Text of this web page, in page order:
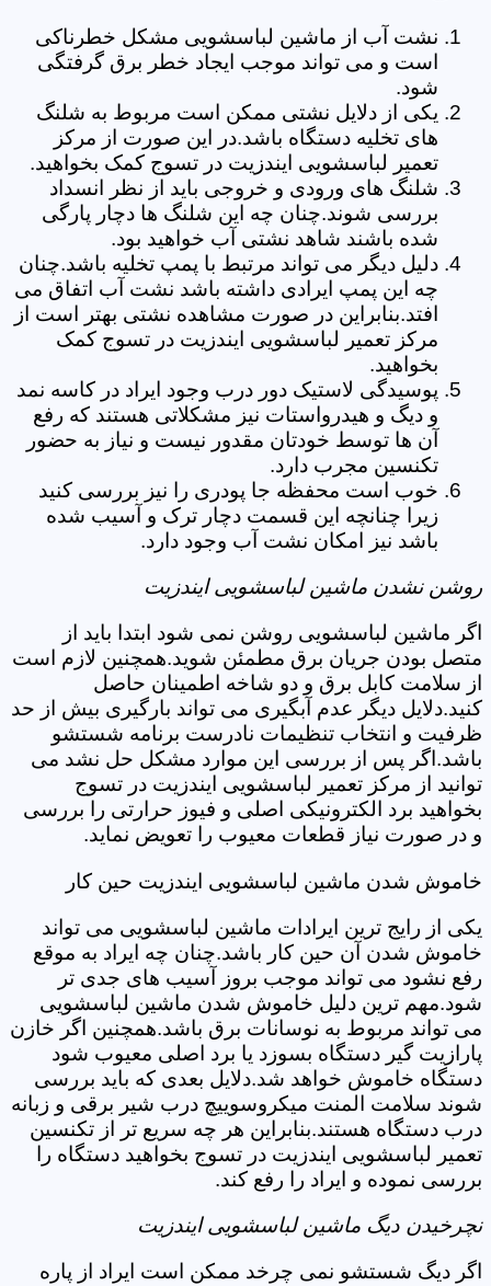
نشت آب از ماشین لباسشویی مشکل خطرناکی
است و می تواند موجب ایجاد خطر برق گرفتگی
شود.
یکی از دلایل نشتی ممکن است مربوط به شلنگ
های تخلیه دستگاه باشد.در این صورت از مرکز
تعمیر لباسشویی ایندزیت در تسوج کمک بخواهید.
شلنگ های ورودی و خروجی باید از نظر انسداد
بررسی شوند.چنان چه این شلنگ ها دچار پارگی
شده باشند شاهد نشتی آب خواهید بود.
دلیل دیگر می تواند مرتبط با پمپ تخلیه باشد.چنان
چه این پمپ ایرادی داشته باشد نشت آب اتفاق می
افتد.بنابراین در صورت مشاهده نشتی بهتر است از
مرکز تعمیر لباسشویی ایندزیت در تسوج کمک
بخواهید.
پوسیدگی لاستیک دور درب وجود ایراد در کاسه نمد
و دیگ و هیدرواستات نیز مشکلاتی هستند که رفع
آن ها توسط خودتان مقدور نیست و نیاز به حضور
تکنسین مجرب دارد.
خوب است محفظه جا پودری را نیز بررسی کنید
زیرا چنانچه این قسمت دچار ترک و آسیب شده
باشد نیز امکان نشت آب وجود دارد.
روشن نشدن ماشین لباسشویی ایندزیت
اگر ماشین لباسشویی روشن نمی شود ابتدا باید از
متصل بودن جریان برق مطمئن شوید.همچنین لازم است
از سلامت کابل برق و دو شاخه اطمینان حاصل
کنید.دلایل دیگر عدم آبگیری می تواند بارگیری بیش از حد
ظرفیت و انتخاب تنظیمات نادرست برنامه شستشو
باشد.اگر پس از بررسی این موارد مشکل حل نشد می
توانید از مرکز تعمیر لباسشویی ایندزیت در تسوج
بخواهید برد الکترونیکی اصلی و فیوز حرارتی را بررسی
و در صورت نیاز قطعات معیوب را تعویض نماید.
خاموش شدن ماشین لباسشویی ایندزیت حین کار
یکی از رایج ترین ایرادات ماشین لباسشویی می تواند
خاموش شدن آن حین کار باشد.چنان چه ایراد به موقع
رفع نشود می تواند موجب بروز آسیب های جدی تر
شود.مهم ترین دلیل خاموش شدن ماشین لباسشویی
می تواند مربوط به نوسانات برق باشد.همچنین اگر خازن
پارازیت گیر دستگاه بسوزد یا برد اصلی معیوب شود
دستگاه خاموش خواهد شد.دلایل بعدی که باید بررسی
شوند سلامت المنت میکروسوییچ درب شیر برقی و زبانه
درب دستگاه هستند.بنابراین هر چه سریع تر از تکنسین
تعمیر لباسشویی ایندزیت در تسوج بخواهید دستگاه را
بررسی نموده و ایراد را رفع کند.
نچرخیدن دیگ ماشین لباسشویی ایندزیت
اگر دیگ شستشو نمی چرخد ممکن است ایراد از پاره